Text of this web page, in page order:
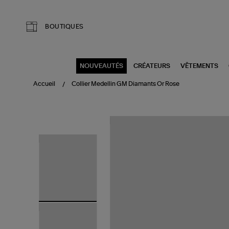
BOUTIQUES
NOUVEAUTÉS CRÉATEURS VÊTEMENTS
Accueil Collier Medellin GM Diamants Or Rose